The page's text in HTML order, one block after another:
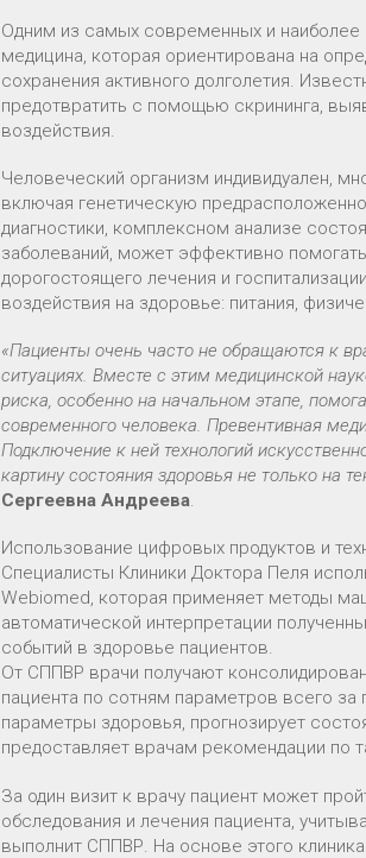
Одним из самых современных и наиболее
медицина, которая ориентирована на
сохранения активного долголетия.
предотвратить с помощью скрининга,
воздействия.
Человеческий организм индивидуален,
включая генетическую
диагностики, комплексном анализе
заболеваний, может эффективно
дорогостоящего лечения и
воздействия на здоровье: питания,
«Пациенты очень часто не обращаются к
ситуациях. Вместе с этим медицинской
риска, особенно на начальном этапе,
современного человека. Превентивная
Подключение к ней технологий
картину состояния здоровья не только на
Сергеевна Андреева.
Использование цифровых продуктов и
Специалисты Клиники Доктора Пеля
Webiomed, которая применяет методы
автоматической интерпретации
событий в здоровье пациентов.
От СППВР врачи получают
пациента по сотням параметров всего
параметры здоровья, прогнозирует
предоставляет врачам рекомендации по
За один визит к врачу пациент может
обследования и лечения пациента,
выполнит СППВР. На основе этого